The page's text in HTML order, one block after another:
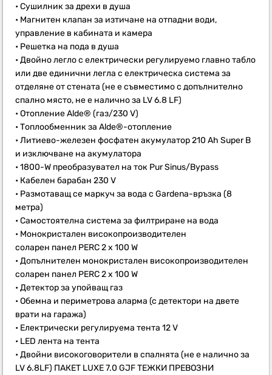
• Сушилник за дрехи в душа
• Магнитен клапан за изтичане на отпадни води,
управление в кабината и камера
• Решетка на пода в душа
• Двойно легло с електрически регулируемо главно табло
или две единични легла с електрическа система за
отделяне от стената (не е съвместимо с допълнително
спално място, не е налично за LV 6.8 LF)
• Отопление Alde® (газ/230 V)
• Топлообменник за Alde®-отопление
• Литиево-железен фосфатен акумулатор 210 Ah Super B
и изключване на акумулатора
• 1800-W преобразувател на ток Pur Sinus/Bypass
• Кабелен барабан 230 V
• Размотаващ се маркуч за вода с Gardena-връзка (8
метра)
• Самостоятелна система за филтриране на вода
• Монокристален високопроизводителен
соларен панел PERC 2 x 100 W
• Допълнителен монокристален високопроизводителен
соларен панел PERC 2 x 100 W
• Детектор за упойващ газ
• Обемна и периметрова аларма (с детектори на двете
врати на гаража)
• Електрически регулируема тента 12 V
• LED лента на тента
• Двойни високоговорители в спалнята (не е налично за
LV 6.8LF) ПАКЕТ LUXE 7.0 GJF ТЕЖКИ ПРЕВОЗНИ